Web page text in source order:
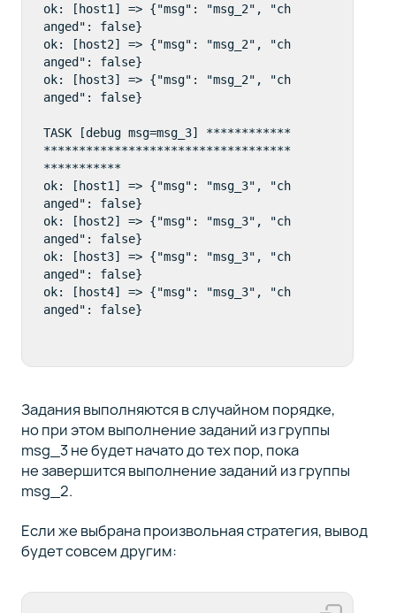
ok: [host1] => {"msg": "msg_2", "ch
anged": false}
ok: [host2] => {"msg": "msg_2", "ch
anged": false}
ok: [host3] => {"msg": "msg_2", "ch
anged": false}
TASK [debug msg=msg_3] ************
***********************************
***********
ok: [host1] => {"msg": "msg_3", "ch
anged": false}
ok: [host2] => {"msg": "msg_3", "ch
anged": false}
ok: [host3] => {"msg": "msg_3", "ch
anged": false}
ok: [host4] => {"msg": "msg_3", "ch
Задания выполняются в случайном порядке,
но при этом выполнение заданий из группы
msg_3 не будет начато до тех пор, пока
не завершится выполнение заданий из группы
msg_2.
Если же выбрана произвольная стратегия, вывод
будет совсем другим: